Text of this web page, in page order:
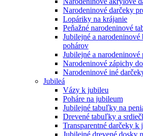
Narodeninové darčeky
Lopáriky na krájanie
Peňažné narodeninové
Jubilejné a
pohárov
Jubilejné a narodeninové
Narodeninové zápichy
Narodeninové iné
Jubileá
Vázy k jubileu
Poháre na jubileum
Jubilejné tabuľky na
Drevené tabuľky a
Transparentné darčeky k
Jubilejné drevené dosky